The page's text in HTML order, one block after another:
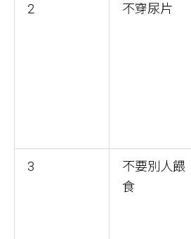
2 不穿尿片
3
不要別人餵
食